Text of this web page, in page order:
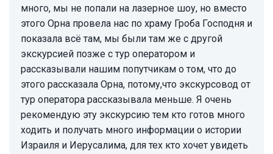
много, мы не попали на лазерное шоу, но вместо
этого Орна провела нас по храму Гроба Господня и
показала всё там, мы были там же с другой
экскурсией позже с тур оператором и
рассказывали нашим попутчикам о том, что до
этого рассказала Орна, потому,что экскурсовод от
тур оператора рассказывала меньше. Я очень
рекомендую эту экскурсию тем кто готов много
ходить и получать много информации о истории
Израиля и Иерусалима, для тех кто хочет увидеть